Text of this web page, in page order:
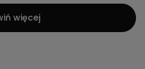
więcej